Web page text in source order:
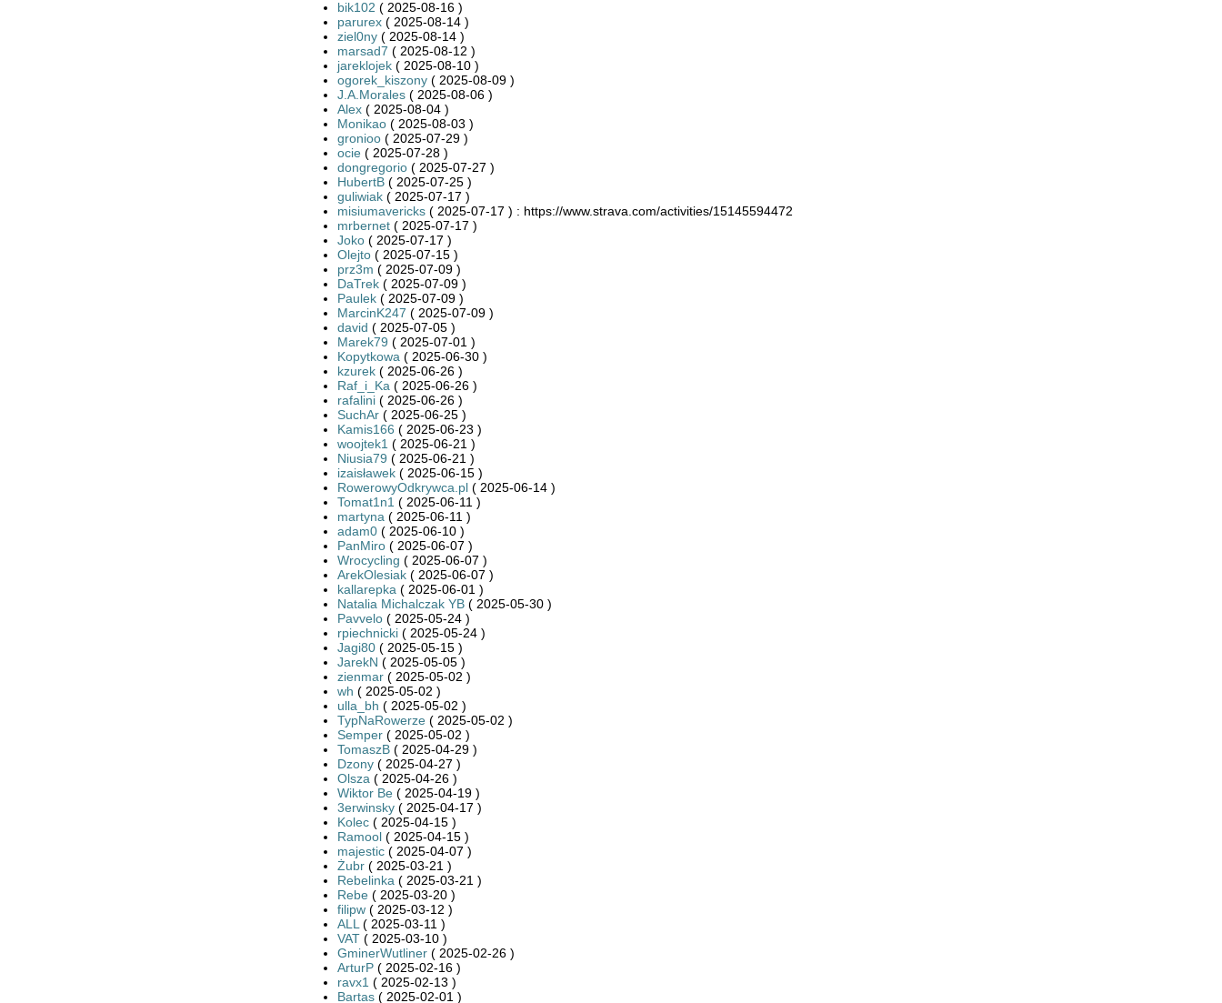
bik102 ( 2025-08-16 )
parurex( 2025-08-14 )
ziel0ny( 2025-08-14 )
marsad7 ( 2025-08-12 )
jareklojek( 2025-08-10 )
ogorek_kiszony( 2025-08-09 )
J.A.Morales( 2025-08-06 )
Alex( 2025-08-04 )
Monikao( 2025-08-03 )
gronioo( 2025-07-29 )
ocie( 2025-07-28 )
dongregorio( 2025-07-27 )
HubertB( 2025-07-25 )
guliwiak( 2025-07-17 )
misiumavericks( 2025-07-17 ) : https://www.strava.com/activities/15145594472
mrbernet( 2025-07-17 )
Joko( 2025-07-17 )
Olejto( 2025-07-15 )
prz3m ( 2025-07-09 )
DaTrek( 2025-07-09 )
Paulek( 2025-07-09 )
MarcinK247 ( 2025-07-09 )
david ( 2025-07-05 )
Marek79 ( 2025-07-01 )
Kopytkowa ( 2025-06-30 )
kzurek( 2025-06-26 )
Raf_i_Ka ( 2025-06-26 )
rafalini( 2025-06-26 )
SuchAr( 2025-06-25 )
Kamis166 ( 2025-06-23 )
woojtek1 ( 2025-06-21 )
Niusia79 ( 2025-06-21 )
izaisławek( 2025-06-15 )
RowerowyOdkrywca.pl( 2025-06-14 )
Tomat1n1 ( 2025-06-11 )
martyna ( 2025-06-11 )
adam0( 2025-06-10 )
PanMiro( 2025-06-07 )
Wrocycling ( 2025-06-07 )
ArekOlesiak( 2025-06-07 )
kallarepka ( 2025-06-01 )
Natalia Michalczak YB( 2025-05-30 )
Pavvelo( 2025-05-24 )
rpiechnicki( 2025-05-24 )
Jagi80( 2025-05-15 )
JarekN ( 2025-05-05 )
zienmar( 2025-05-02 )
wh ( 2025-05-02 )
ulla_bh ( 2025-05-02 )
TypNaRowerze( 2025-05-02 )
Semper( 2025-05-02 )
TomaszB( 2025-04-29 )
Dzony( 2025-04-27 )
Olsza ( 2025-04-26 )
Wiktor Be( 2025-04-19 )
3erwinsky( 2025-04-17 )
Kolec( 2025-04-15 )
Ramool( 2025-04-15 )
majestic( 2025-04-07 )
Żubr( 2025-03-21 )
Rebelinka ( 2025-03-21 )
Rebe( 2025-03-20 )
filipw( 2025-03-12 )
ALL ( 2025-03-11 )
VAT( 2025-03-10 )
GminerWutliner( 2025-02-26 )
ArturP( 2025-02-16 )
ravx1 ( 2025-02-13 )
Bartas( 2025-02-01 )